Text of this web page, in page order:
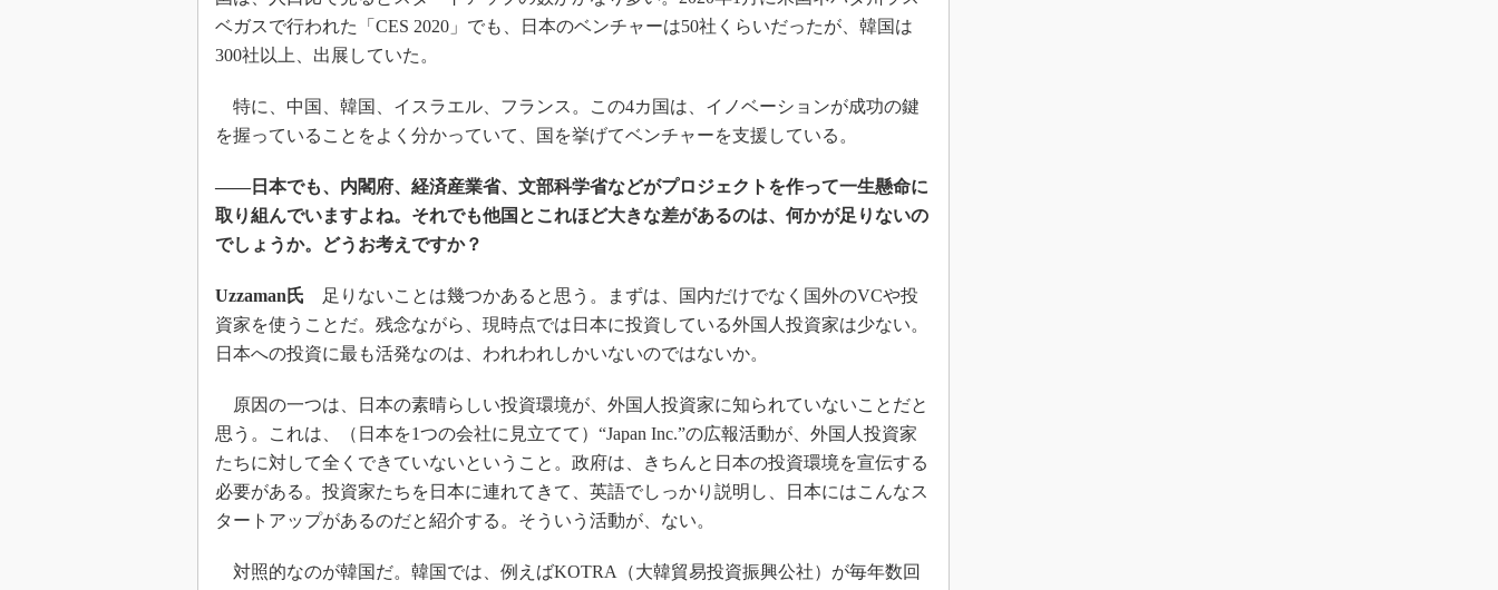
ベガスで行われた「CES 2020」でも、日本のベンチャーは50社くらいだったが、韓国は
300社以上、出展していた。
特に、中国、韓国、イスラエル、フランス。この4カ国は、イノベーションが成功の鍵
を握っていることをよく分かっていて、国を挙げてベンチャーを支援している。
――日本でも、内閣府、経済産業省、文部科学省などがプロジェクトを作って一生懸命に
取り組んでいますよね。それでも他国とこれほど大きな差があるのは、何かが足りないの
でしょうか。どうお考えですか？
Uzzaman氏 足りないことは幾つかあると思う。まずは、国内だけでなく国外のVCや投
資家を使うことだ。残念ながら、現時点では日本に投資している外国人投資家は少ない。
日本への投資に最も活発なのは、われわれしかいないのではないか。
原因の一つは、日本の素晴らしい投資環境が、外国人投資家に知られていないことだと
思う。これは、（日本を1つの会社に見立てて）“Japan Inc.”の広報活動が、外国人投資家
たちに対して全くできていないということ。政府は、きちんと日本の投資環境を宣伝する
必要がある。投資家たちを日本に連れてきて、英語でしっかり説明し、日本にはこんなス
タートアップがあるのだと紹介する。そういう活動が、ない。
対照的なのが韓国だ。韓国では、例えばKOTRA（大韓貿易投資振興公社）が毎年数回